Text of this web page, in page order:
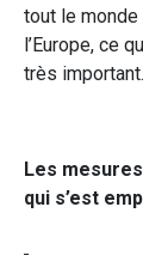
tout le monde
l’Europe, ce
très important.
Les
qui s’est